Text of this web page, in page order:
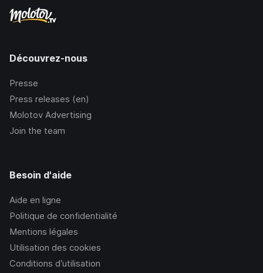
Découvrez-nous
Presse
Press releases (en)
Molotov Advertising
Join the team
Besoin d'aide
Aide en ligne
Politique de confidentialité
Mentions légales
Utilisation des cookies
Conditions d’utilisation